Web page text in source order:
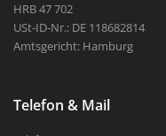
HRB 47 702
USt-ID-Nr.: DE 118682814
Amtsgericht: Hamburg
Telefon & Mail